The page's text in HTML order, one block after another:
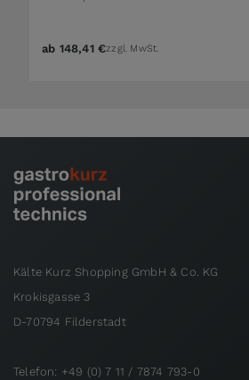
ab 148,41 €zzgl. MwSt.
Kälte Kurz Shopping GmbH & Co. KG
Krokisgasse 3
D-70794 Filderstadt
Telefon: +49 (0) 7 11 / 7874 793-0